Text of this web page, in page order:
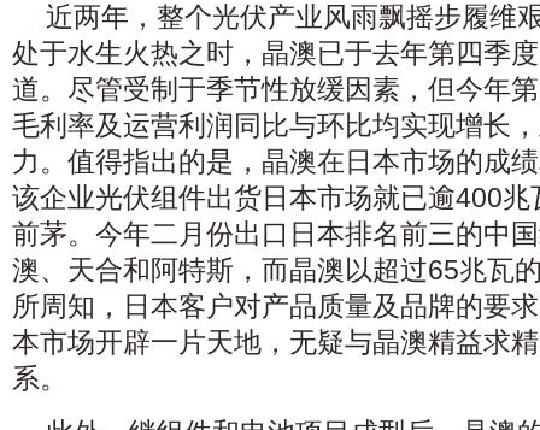
近两年，整个光伏产业风雨飘摇步履维
处于水生火热之时，晶澳已于去年第四季
道。尽管受制于季节性放缓因素，但今年
毛利率及运营利润同比与环比均实现增长
力。值得指出的是，晶澳在日本市场的成
该企业光伏组件出货日本市场就已逾400
前茅。今年二月份出口日本排名前三的中
澳、天合和阿特斯，而晶澳以超过65兆瓦
所周知，日本客户对产品质量及品牌的要
本市场开辟一片天地，无疑与晶澳精益求
系。